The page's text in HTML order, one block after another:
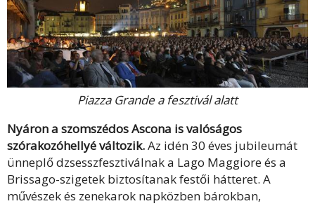
Piazza Grande a fesztivál alatt
Nyáron a szomszédos Ascona is valóságos
szórakozóhellyé változik.Az idén 30 éves jubileumát
ünneplő dzsesszfesztiválnak a Lago Maggiore és a
Brissago-szigetek biztosítanak festői hátteret. A
művészek és zenekarok napközben bárokban,